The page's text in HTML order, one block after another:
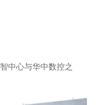
中心与华中数控之